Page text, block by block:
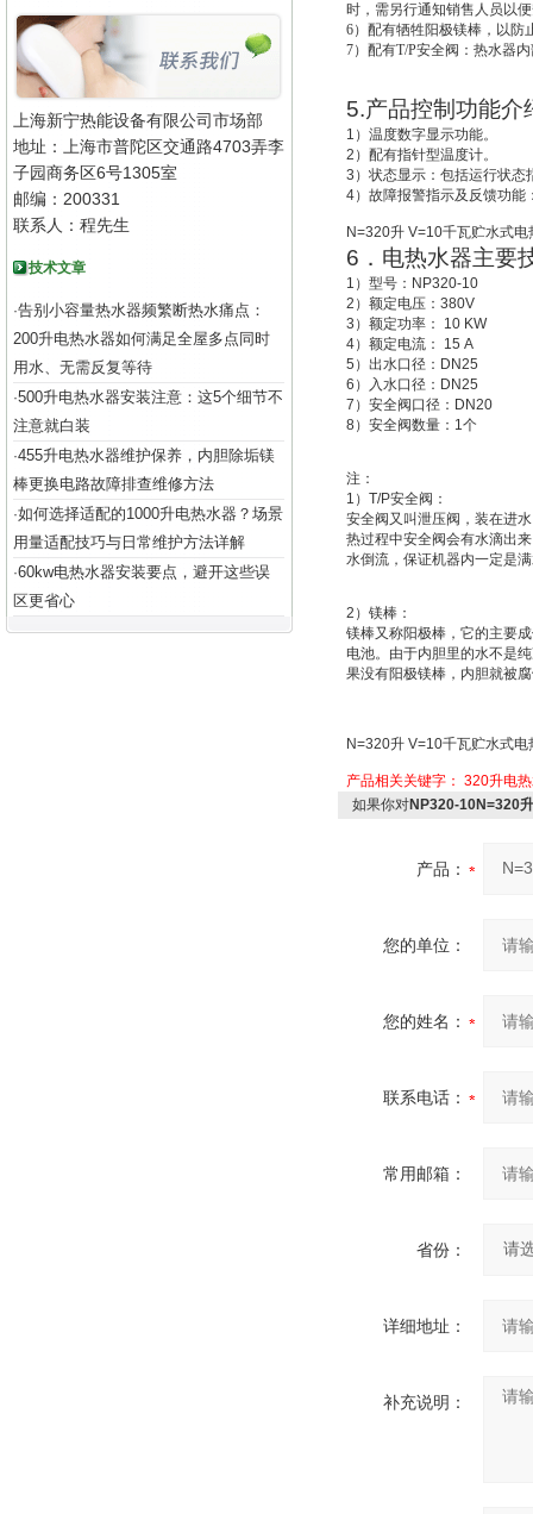
上海新宁热能设备有限公司市场部
地址：上海市普陀区交通路4703弄李
子园商务区6号1305室
邮编：200331
联系人：程先生
技术文章
·告别小容量热水器频繁断热水痛点：
200升电热水器如何满足全屋多点同时
用水、无需反复等待
·500升电热水器安装注意：这5个细节不
注意就白装
·455升电热水器维护保养，内胆除垢镁
棒更换电路故障排查维修方法
·如何选择适配的1000升电热水器？场景
用量适配技巧与日常维护方法详解
·60kw电热水器安装要点，避开这些误
区更省心
时，需另行通知销售人员以
6）配有牺牲阳极镁棒，以防
7）配有T/P安全阀：热水器
5.产品控制功能介
1 ）温度数字显示功能。
2 ）配有指针型温度计。
3 ）状态显示：包括运行状
4）故障报警指示及反馈功
N=320升 V=10千瓦贮水式电
6 ．电热水器主要
1 ）型号： NP320-10
2 ）额定电压： 380V
3 ）额定功率：
10 KW
4）额定电流：
15 A
5 ）出水口径： DN25
6 ）入水口径： DN25
7 ）安全阀口径： DN20
8）安全阀数量： 1个
注：
1 ） T/P安全阀：
安全阀又叫泄压阀 ，装在进
热过程中安全阀会有水滴出
水倒流，保证机器内一定是
2 ） 镁棒：
镁棒又称阳极棒 ，它的主要
电池。由于内胆里的水不是
果没有阳极镁棒，内胆就被
N=320升 V=10千瓦贮水式电
产品相关关键字： 320升电
如果你对NP320-10N=320
产品：
您的单位：
您的姓名：
联系电话：
常用邮箱：
省份：
详细地址：
补充说明：